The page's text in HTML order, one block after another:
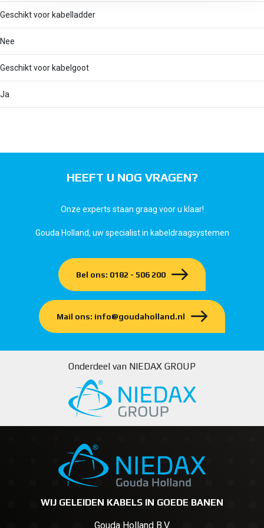
Geschikt voor kabelladder
Nee
Geschikt voor kabelgoot
Ja
HEEFT U NOG VRAGEN?
Onze experts staan graag voor u klaar!
Gouda Holland, uw specialist in kabeldraagsystemen
Bel ons: 0182 - 506 200
Mail ons: info@goudaholland.nl
Onderdeel van NIEDAX GROUP
WIJ GELEIDEN KABELS IN GOEDE BANEN
Gouda Holland B.V.